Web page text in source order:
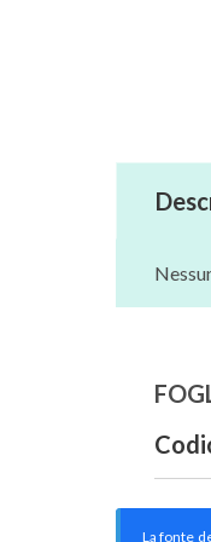
La fonte